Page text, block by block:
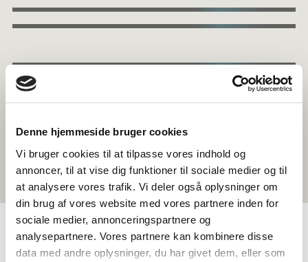
Denne hjemmeside bruger cookies
Vi bruger cookies til at tilpasse vores indhold og
annoncer, til at vise dig funktioner til sociale medier og til
at analysere vores trafik. Vi deler også oplysninger om
din brug af vores website med vores partnere inden for
sociale medier, annonceringspartnere og
analysepartnere. Vores partnere kan kombinere disse
data med andre oplysninger, du har givet dem, eller som
TAGS